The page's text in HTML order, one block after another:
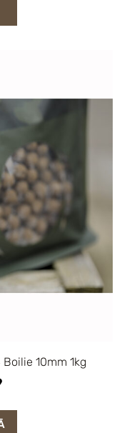
10mm 1kg